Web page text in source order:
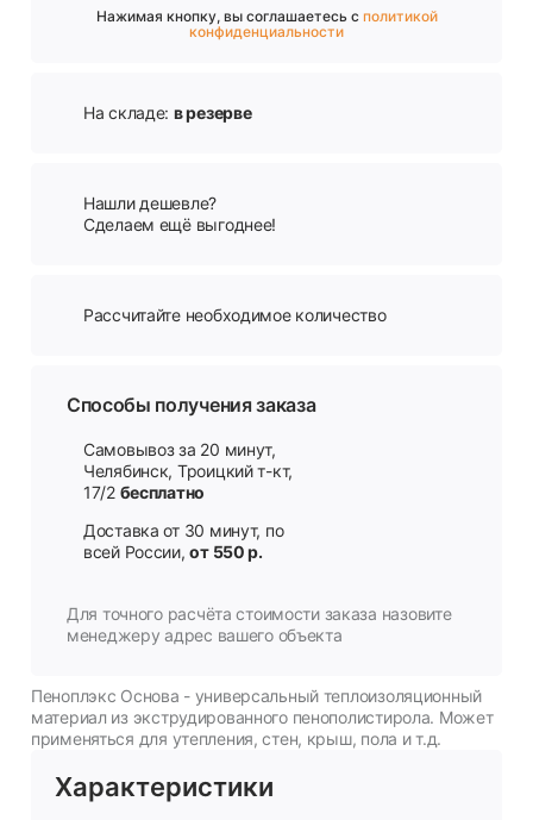
Нажимая кнопку, вы соглашаетесь с политикой
конфиденциальности
На складе: в резерве
Нашли дешевле?
Сделаем ещё выгоднее!
Рассчитайте необходимое количество
Способы получения заказа
Самовывоз за 20 минут,
Челябинск, Троицкий т-кт,
17/2 бесплатно
Доставка от 30 минут, по
всей России,от 550 р.
Для точного расчёта стоимости заказа назовите
менеджеру адрес вашего объекта
Пеноплэкс Основа - универсальный теплоизоляционный
материал из экструдированного пенополистирола. Может
применяться для утепления, стен, крыш, пола и т.д.
Характеристики